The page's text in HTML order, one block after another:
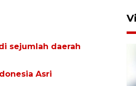
sejumlah daerah
Asri